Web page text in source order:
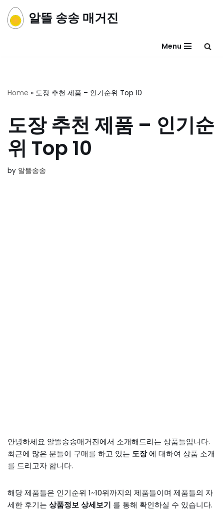
콘
알뜰 송송 매거진
Menu
Home » 도장 추천 제품 – 인기순위 Top 10
도장 추천 제품 – 인기순
위 Top 10
by 알뜰송송
안녕하세요 알뜰송송매거진에서 소개해드리는 상품들입니다.
최근에 많은 분들이 구매를 하고 있는 도장에 대하여 상품 소개
를 드리고자 합니다.
해당 제품들은 인기순위 1~10위까지의 제품들이며 제품들의 자
세한 후기는 상품정보 상세보기 를 통해 확인하실 수 있습니다.